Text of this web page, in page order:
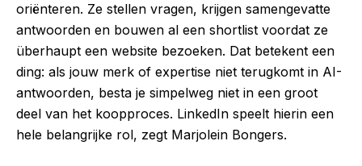
oriënteren. Ze stellen vragen, krijgen samengevatte
antwoorden en bouwen al een shortlist voordat ze
überhaupt een website bezoeken. Dat betekent een
ding: als jouw merk of expertise niet terugkomt in AI-
antwoorden, besta je simpelweg niet in een groot
deel van het koopproces. LinkedIn speelt hierin een
hele belangrijke rol, zegt Marjolein Bongers.